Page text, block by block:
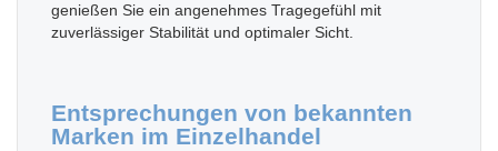
genießen Sie ein angenehmes Tragegefühl mit
zuverlässiger Stabilität und optimaler Sicht.
Entsprechungen von bekannten
Marken im Einzelhandel